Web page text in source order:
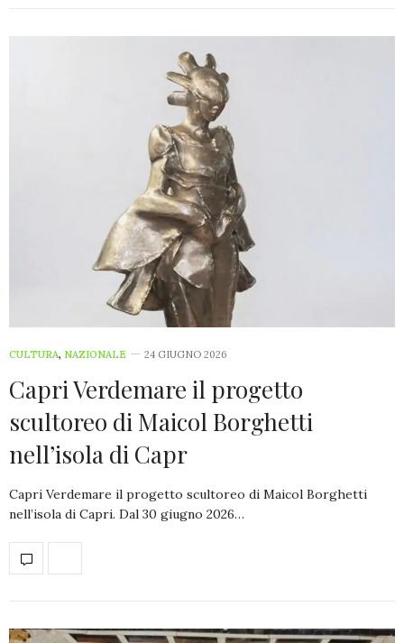
CULTURA, NAZIONALE 24 GIUGNO 2026
Capri Verdemare il progetto
scultoreo di Maicol Borghetti
nell’isola di Capr
Capri Verdemare il progetto scultoreo di Maicol Borghetti
nell’isola di Capri. Dal 30 giugno 2026…